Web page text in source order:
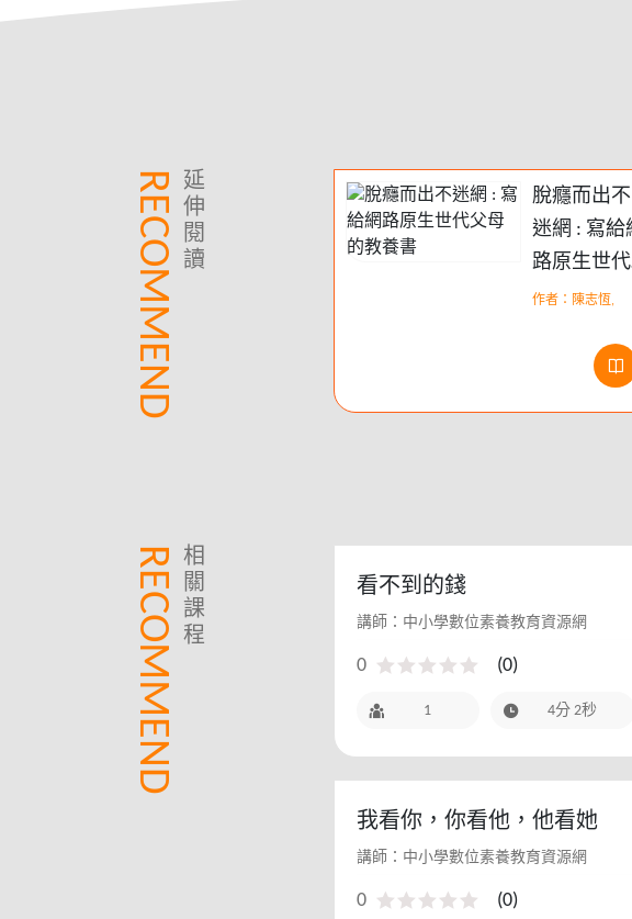
RECOMMEND
延
伸
閱
讀
脫癮而出不
迷網 : 寫給網
路原生世代
父母的教養
作者：陳志恆,
RECOMMEND
相
關
課
程
看不到的錢
講師：中小學數位素養教育資源網
0 (0)
1 4分 2秒
我看你，你看他，他看她
講師：中小學數位素養教育資源網
0 (0)